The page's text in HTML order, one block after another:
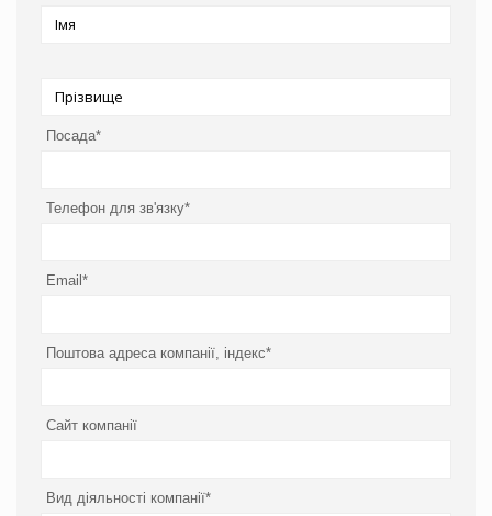
Посада*
Телефон для зв'язку*
Email*
Поштова адреса компанії, індекс*
Сайт компанії
Вид діяльності компанії*